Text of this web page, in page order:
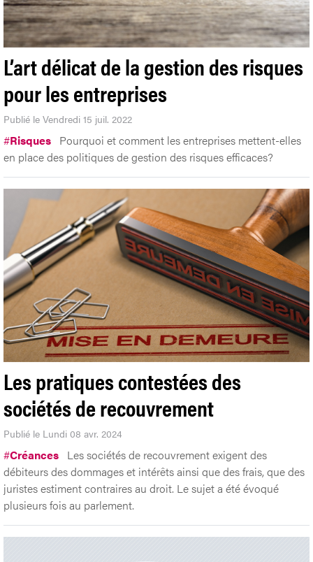
L’art délicat de la gestion des risques
pour les entreprises
Publié le Vendredi 15 juil. 2022
#Risques Pourquoi et comment les entreprises mettent-elles
en place des politiques de gestion des risques efficaces?
Les pratiques contestées des
sociétés de recouvrement
Publié le Lundi 08 avr. 2024
#Créances Les sociétés de recouvrement exigent des
débiteurs des dommages et intérêts ainsi que des frais, que des
juristes estiment contraires au droit. Le sujet a été évoqué
plusieurs fois au parlement.